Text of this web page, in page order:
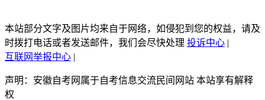
本站部分文字及图片均来自于网络，如侵犯到您的权益，请及
时拨打电话或者发送邮件，我们会尽快处理 投诉中心 |
互联网举报中心 |
声明：安徽自考网属于自考信息交流民间网站 本站享有解释
权